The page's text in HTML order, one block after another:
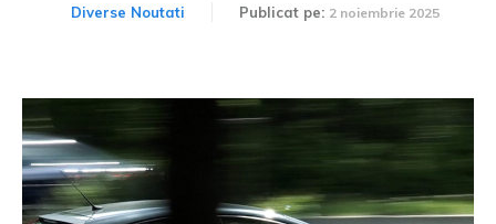
Diverse Noutati Publicat pe: 2 noiembrie 2025